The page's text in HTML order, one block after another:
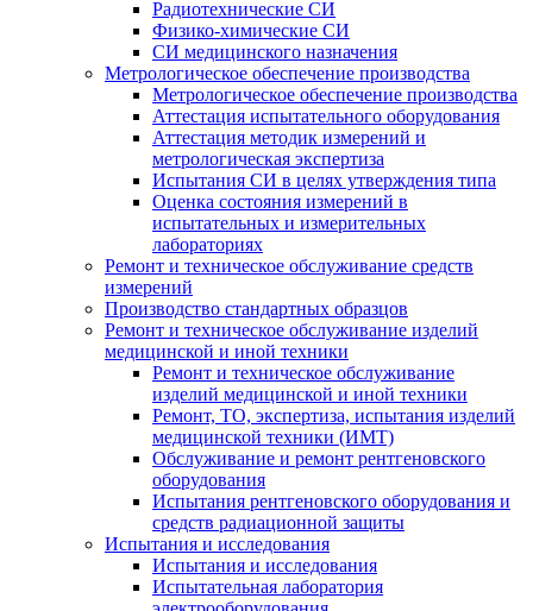
Радиотехнические СИ
Физико-химические СИ
СИ медицинского назначения
Метрологическое обеспечение производства
Метрологическое обеспечение производства
Аттестация испытательного оборудования
Аттестация методик измерений и
метрологическая экспертиза
Испытания СИ в целях утверждения типа
Оценка состояния измерений в
испытательных и измерительных
лабораториях
Ремонт и техническое обслуживание средств
измерений
Производство стандартных образцов
Ремонт и техническое обслуживание изделий
медицинской и иной техники
Ремонт и техническое обслуживание
изделий медицинской и иной техники
Ремонт, ТО, экспертиза, испытания изделий
медицинской техники (ИМТ)
Обслуживание и ремонт рентгеновского
оборудования
Испытания рентгеновского оборудования и
средств радиационной защиты
Испытания и исследования
Испытания и исследования
Испытательная лаборатория